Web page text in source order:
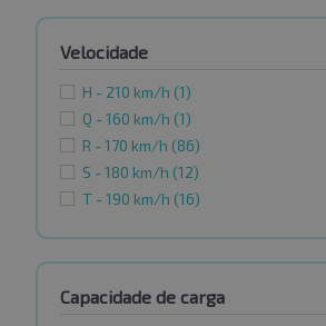
Velocidade
H - 210 km/h (1)
Q - 160 km/h (1)
R - 170 km/h (86)
S - 180 km/h (12)
T - 190 km/h (16)
Capacidade de carga